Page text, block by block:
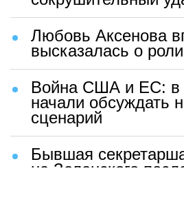
Любовь Аксенова
высказалась о
Война США и ЕС: в
начали обсуждать
сценарий
Бывшая
на Зеленского